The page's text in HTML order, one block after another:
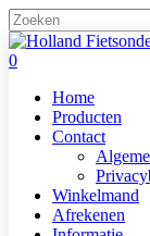
Skip
to
main
Close
Search
search
0
Home
Producten
Contact
Winkelmand
Afrekenen